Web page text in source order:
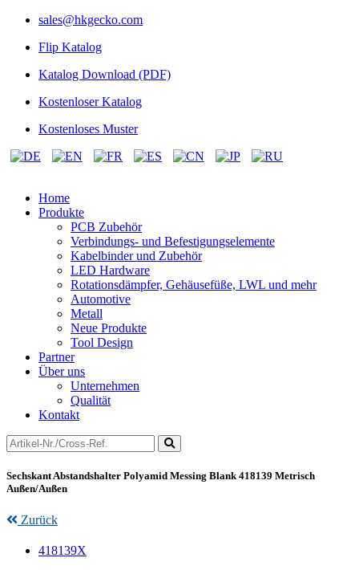
sales@hkgecko.com
Flip Katalog
Katalog Download (PDF)
Kostenloser Katalog
Kostenloses Muster
Home
Produkte
PCB Zubehör
Verbindungs- und Befestigungselemente
Kabelbinder und Zubehör
LED Hardware
Rotationsdämpfer, Gehäusefüße, LWL und mehr
Automotive
Metall
Neue Produkte
Tool Design
Partner
Über uns
Unternehmen
Qualität
Kontakt
Sechskant Abstandshalter Polyamid Messing Blank 418139 Metrisch
Außen/Außen
Zurück
418139X